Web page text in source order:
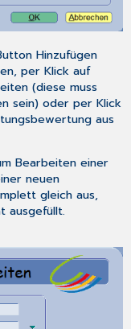
Hinzufügen
per Klick auf
(diese muss
sein) oder per Klick
aus
Bearbeiten einer
neuen
gleich aus,
ausgefüllt.